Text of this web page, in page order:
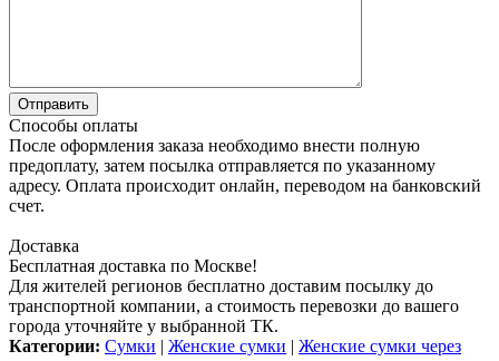
Способы оплаты
После оформления заказа необходимо внести полную
предоплату, затем посылка отправляется по указанному
адресу. Оплата происходит онлайн, переводом на банковский
счет.
Доставка
Бесплатная доставка по Москве!
Для жителей регионов бесплатно доставим посылку до
транспортной компании, а стоимость перевозки до вашего
города уточняйте у выбранной ТК.
Категории: Сумки | Женские сумки | Женские сумки через